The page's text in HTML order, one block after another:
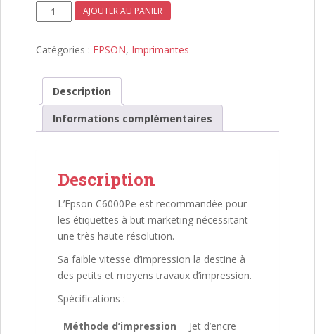
quantité
de
ColorWorks
AJOUTER AU PANIER
Catégories : EPSON, Imprimantes
Description
Informations complémentaires
Description
L’Epson C6000Pe est recommandée pour
les étiquettes à but marketing nécessitant
une très haute résolution.
Sa faible vitesse d’impression la destine à
des petits et moyens travaux d’impression.
Spécifications :
Méthode d’impression
Jet d’encre